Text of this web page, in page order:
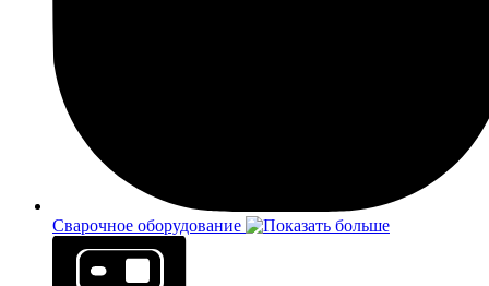
Сварочное оборудование